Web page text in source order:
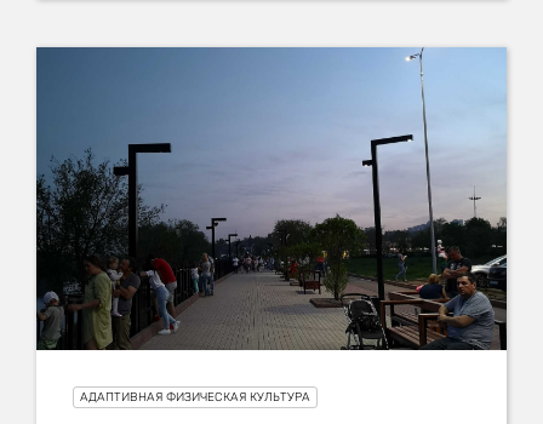
АДАПТИВНАЯ ФИЗИЧЕСКАЯ КУЛЬТУРА